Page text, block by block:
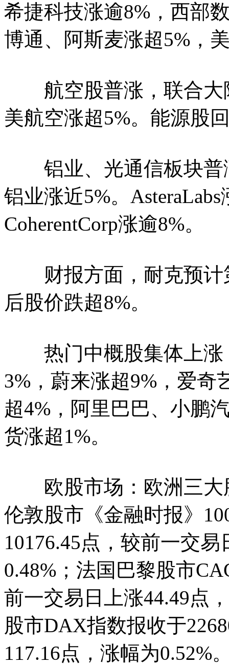
希捷科技涨逾8%，西部
博通、阿斯麦涨超5%，
航空股普涨，联合大
美航空涨超5%。能源股
铝业、光通信板块普
铝业涨近5%。
CoherentCorp涨逾8%。
财报方面，耐克预计
后股价跌超8%。
热门中概股集体上涨
3%，蔚来涨超9%，爱奇
超4%，阿里巴巴、小鹏
货涨超1%。
欧股市场：欧洲三大
伦敦股市《金融时报》
10176.45点，较前一交
0.48%；法国巴黎股市
前一交易日上涨44.49点
股市DAX指数报收于
117.16点，涨幅为0.52%